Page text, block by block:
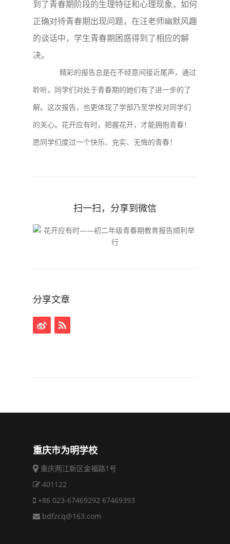
到了青春期阶段的生理特征和心理现象，如何
正确对待青春期出现问题，在汪老师幽默风趣
的谈话中，学生青春期困惑得到了相应的解
决。
精彩的报告总是在不经意间接近尾声，通过
聆听，同学们对处于青春期的她们有了进一步的了
解。这次报告，也更体现了学部乃至学校对同学们
的关心。 花开应有时，把握花开，才能拥抱青春！
愿同学们度过一个快乐、充实、无悔的青春！
扫一扫，分享到微信
分享文章
重庆市为明学校
重庆两江新区金福路1号
401122
+86 023-67469292 67469393
bdfzcq@163.com